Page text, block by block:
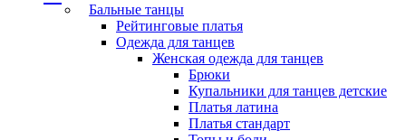
Бальные танцы
Рейтинговые платья
Одежда для танцев
Женская одежда для танцев
Брюки
Купальники для танцев детские
Платья латина
Платья стандарт